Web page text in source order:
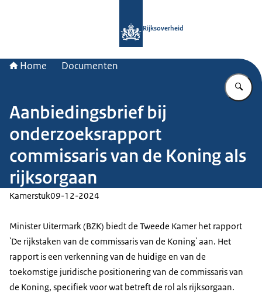
Rijksoverheid
Home Documenten
Aanbiedingsbrief bij
onderzoeksrapport
commissaris van de Koning als
rijksorgaan
Kamerstuk09-12-2024
Minister Uitermark (BZK) biedt de Tweede Kamer het rapport
'De rijkstaken van de commissaris van de Koning' aan. Het
rapport is een verkenning van de huidige en van de
toekomstige juridische positionering van de commissaris van
de Koning, specifiek voor wat betreft de rol als rijksorgaan.